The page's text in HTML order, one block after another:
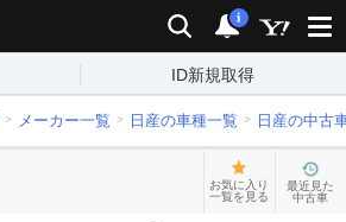
検索 通知
i
ID新規取得
メーカー一覧 日産の車種一覧 日産の中古
お気に入り
一覧を見る
最近見た
中古車